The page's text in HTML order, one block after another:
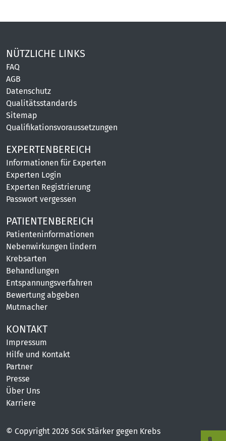
NÜTZLICHE LINKS
FAQ
AGB
Datenschutz
Qualitätsstandards
Sitemap
Qualifikationsvoraussetzungen
EXPERTENBEREICH
Informationen für Experten
Experten Login
Experten Registrierung
Passwort vergessen
PATIENTENBEREICH
Patienteninformationen
Nebenwirkungen lindern
Krebsarten
Behandlungen
Entspannungsverfahren
Bewertung abgeben
Mutmacher
KONTAKT
Impressum
Hilfe und Kontakt
Partner
Presse
Über Uns
Karriere
© Copyright 2026 SGK Stärker gegen Krebs